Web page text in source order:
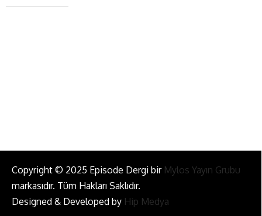
+90 543 345 46 00
Copyright © 2025 Episode Dergi bir Mylos Yayın Grubu
markasıdır. Tüm Hakları Saklıdır.
Designed & Developed by Hip Medya